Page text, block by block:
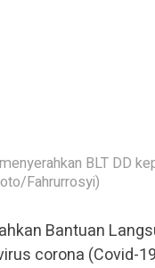
BLT DD
Fahrurrosyi)
Bantuan
corona (Covid-